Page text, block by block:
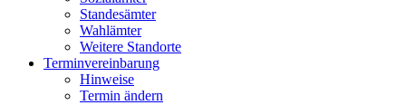
Standesämter
Wahlämter
Weitere Standorte
Termin­vereinbarung
Hinweise
Termin ändern